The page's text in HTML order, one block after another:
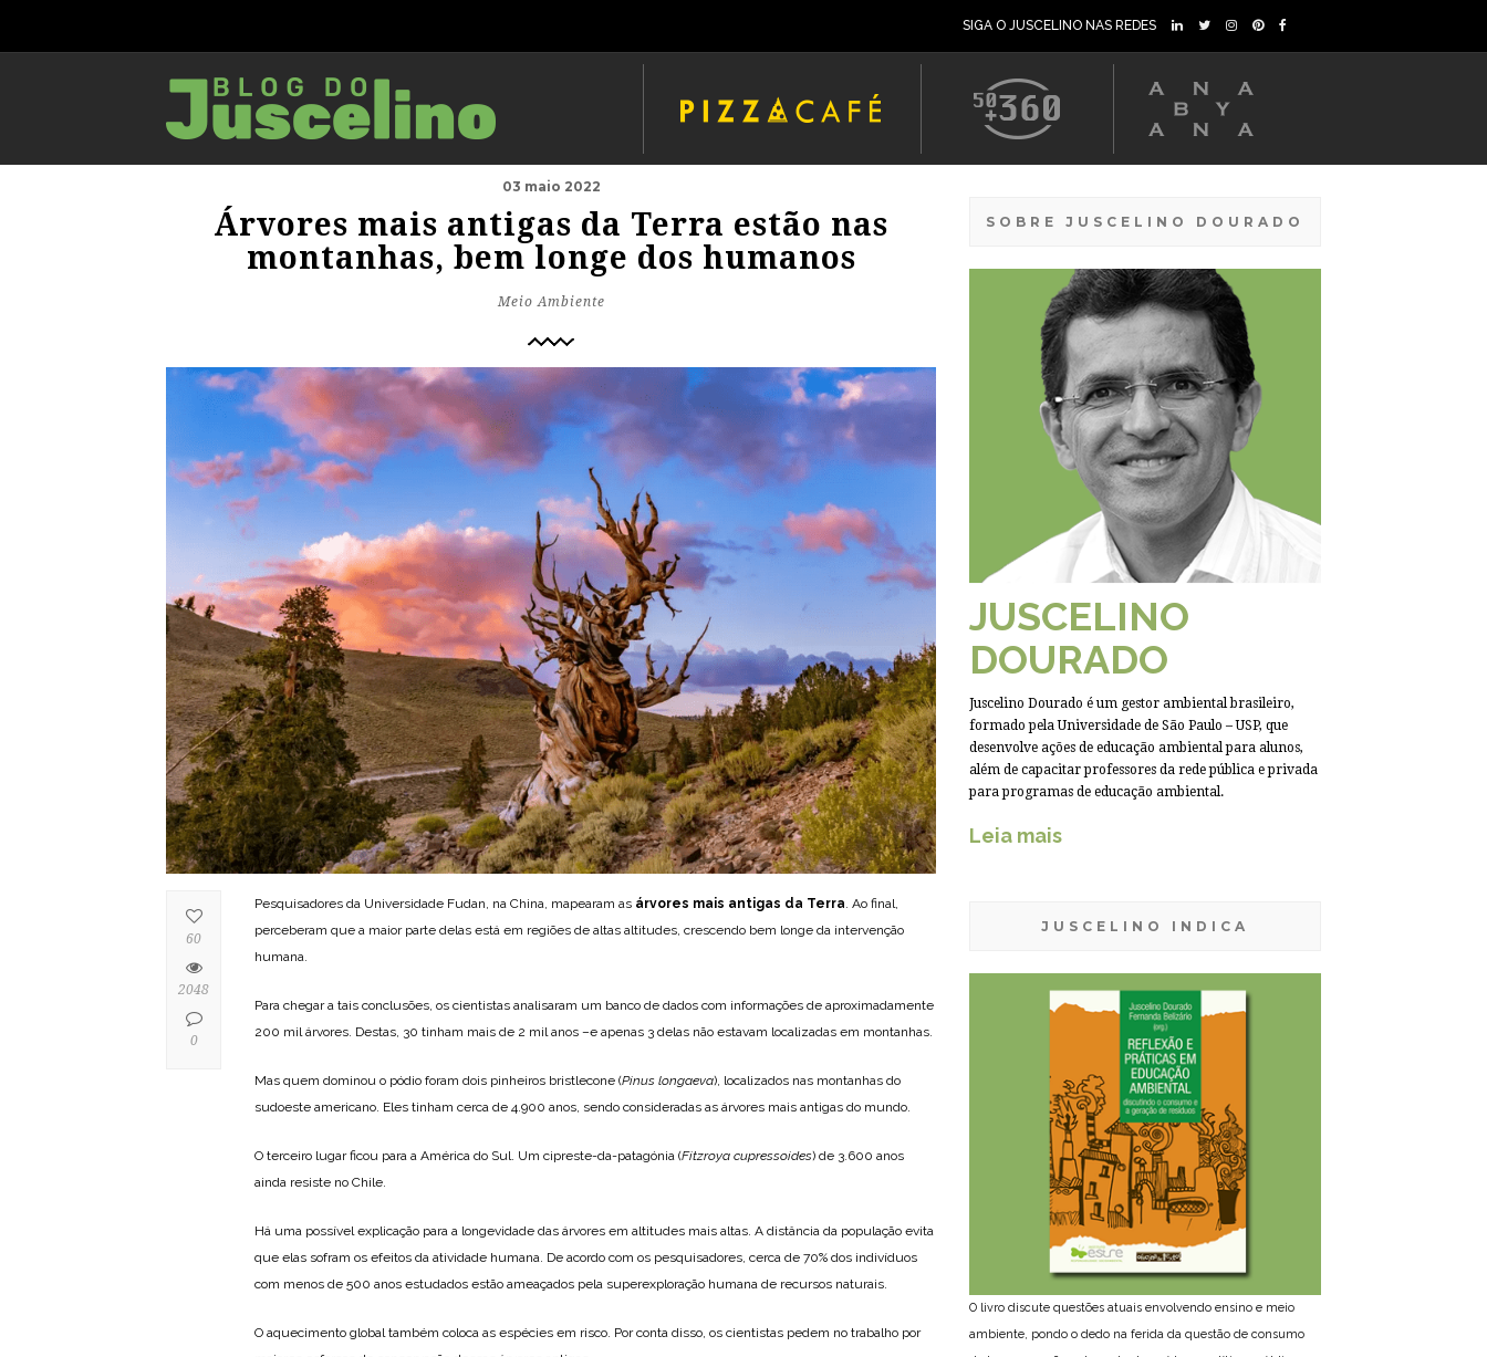
SIGA O JUSCELINO NAS REDES
03 maio 2022
Árvores mais antigas da Terra estão nas
montanhas, bem longe dos humanos
Meio Ambiente
Pesquisadores da Universidade Fudan, na China, mapearam as árvores mais antigas da Terra . Ao final,
perceberam que a maior parte delas está em regiões de altas altitudes, crescendo bem longe da intervenção
humana.
Para chegar a tais conclusões, os cientistas analisaram um banco de dados com informações de aproximadamente
200 mil árvores. Destas, 30 tinham mais de 2 mil anos –e apenas 3 delas não estavam localizadas em montanhas.
Mas quem dominou o pódio foram dois pinheiros bristlecone (Pinus longaeva), localizados nas montanhas do
sudoeste americano. Eles tinham cerca de 4.900 anos, sendo consideradas as árvores mais antigas do mundo.
O terceiro lugar ficou para a América do Sul. Um cipreste-da-patagónia (Fitzroya cupressoides) de 3.600 anos
ainda resiste no Chile.
Há uma possível explicação para a longevidade das árvores em altitudes mais altas. A distância da população evita
que elas sofram os efeitos da atividade humana. De acordo com os pesquisadores, cerca de 70% dos indivíduos
com menos de 500 anos estudados estão ameaçados pela superexploração humana de recursos naturais.
O aquecimento global também coloca as espécies em risco. Por conta disso, os cientistas pedem no trabalho por
60
2048
0
SOBRE JUSCELINO DOURADO
JUSCELINO
DOURADO
Juscelino Dourado é um gestor ambiental brasileiro,
formado pela Universidade de São Paulo – USP, que
desenvolve ações de educação ambiental para alunos,
além de capacitar professores da rede pública e privada
para programas de educação ambiental.
Leia mais
JUSCELINO INDICA
O livro discute questões atuais envolvendo ensino e meio
ambiente, pondo o dedo na ferida da questão de consumo